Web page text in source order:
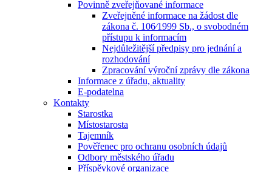
Povinně zveřejňované informace
Zveřejněné informace na žádost dle
zákona č. 106⁄1999 Sb., o svobodném
přístupu k informacím
Nejdůležitější předpisy pro jednání a
rozhodování
Zpracování výroční zprávy dle zákona
Informace z úřadu, aktuality
E-podatelna
Kontakty
Starostka
Místostarosta
Tajemník
Pověřenec pro ochranu osobních údajů
Odbory městského úřadu
Příspěvkové organizace